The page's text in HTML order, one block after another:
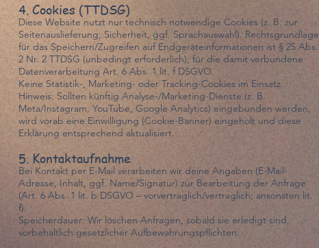
4. Cookies (TTDSG)
Diese Website nutzt nur technisch notwendige Cookies (z. B. zur
Seitenauslieferung, Sicherheit, ggf. Sprachauswahl). Rechtsgrundlage
für das Speichern/Zugreifen auf Endgeräteinformationen ist § 25 Abs.
2 Nr. 2 TTDSG (unbedingt erforderlich); für die damit verbundene
Datenverarbeitung Art. 6 Abs. 1 lit. f DSGVO.
Keine Statistik-, Marketing- oder Tracking-Cookies im Einsatz.
Hinweis: Sollten künftig Analyse-/Marketing-Dienste (z. B.
Meta/Instagram, YouTube, Google Analytics) eingebunden werden,
wird vorab eine Einwilligung (Cookie-Banner) eingeholt und diese
Erklärung entsprechend aktualisiert.
5. Kontaktaufnahme
Bei Kontakt per E-Mail verarbeiten wir deine Angaben (E-Mail-
Adresse, Inhalt, ggf. Name/Signatur) zur Bearbeitung der Anfrage
(Art. 6 Abs. 1 lit. b DSGVO – vorvertraglich/vertraglich; ansonsten lit.
f).
Speicherdauer: Wir löschen Anfragen, sobald sie erledigt sind,
vorbehaltlich gesetzlicher Aufbewahrungspflichten.